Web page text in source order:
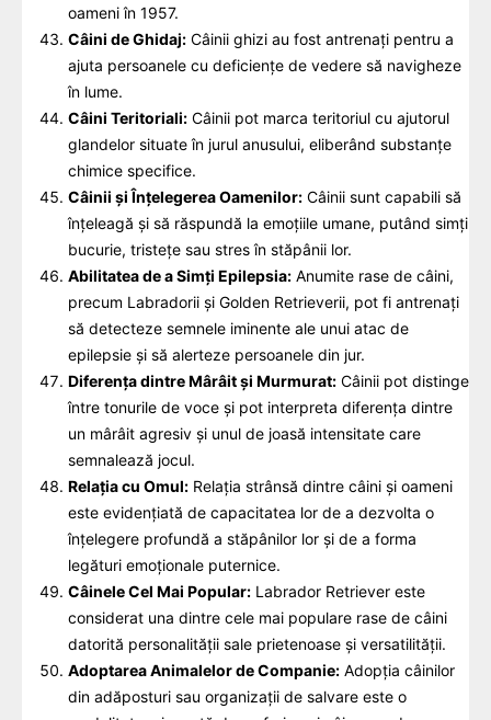
oameni în 1957.
Câini de Ghidaj: Câinii ghizi au fost antrenați pentru a
ajuta persoanele cu deficiențe de vedere să navigheze
în lume.
Câini Teritoriali: Câinii pot marca teritoriul cu ajutorul
glandelor situate în jurul anusului, eliberând substanțe
chimice specifice.
Câinii și Înțelegerea Oamenilor: Câinii sunt capabili să
înțeleagă și să răspundă la emoțiile umane, putând simți
bucurie, tristețe sau stres în stăpânii lor.
Abilitatea de a Simți Epilepsia: Anumite rase de câini,
precum Labradorii și Golden Retrieverii, pot fi antrenați
să detecteze semnele iminente ale unui atac de
epilepsie și să alerteze persoanele din jur.
Diferența dintre Mârâit și Murmurat: Câinii pot distinge
între tonurile de voce și pot interpreta diferența dintre
un mârâit agresiv și unul de joasă intensitate care
semnalează jocul.
Relația cu Omul: Relația strânsă dintre câini și oameni
este evidențiată de capacitatea lor de a dezvolta o
înțelegere profundă a stăpânilor lor și de a forma
legături emoționale puternice.
Câinele Cel Mai Popular: Labrador Retriever este
considerat una dintre cele mai populare rase de câini
datorită personalității sale prietenoase și versatilității.
Adoptarea Animalelor de Companie: Adopția câinilor
din adăposturi sau organizații de salvare este o